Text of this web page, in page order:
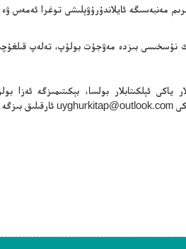
مەنبەسىگە ئايلاندۇرۇۋېلىشى توغرا ئەمەس
نۇسخىسى بىزدە مەۋجۇت بولۇپ، تەلەپ
ئېلكىتابلار بولسا، بېكىتىمىزگە ئەزا
uyghurkitap@outlook.com ئارقىلىق